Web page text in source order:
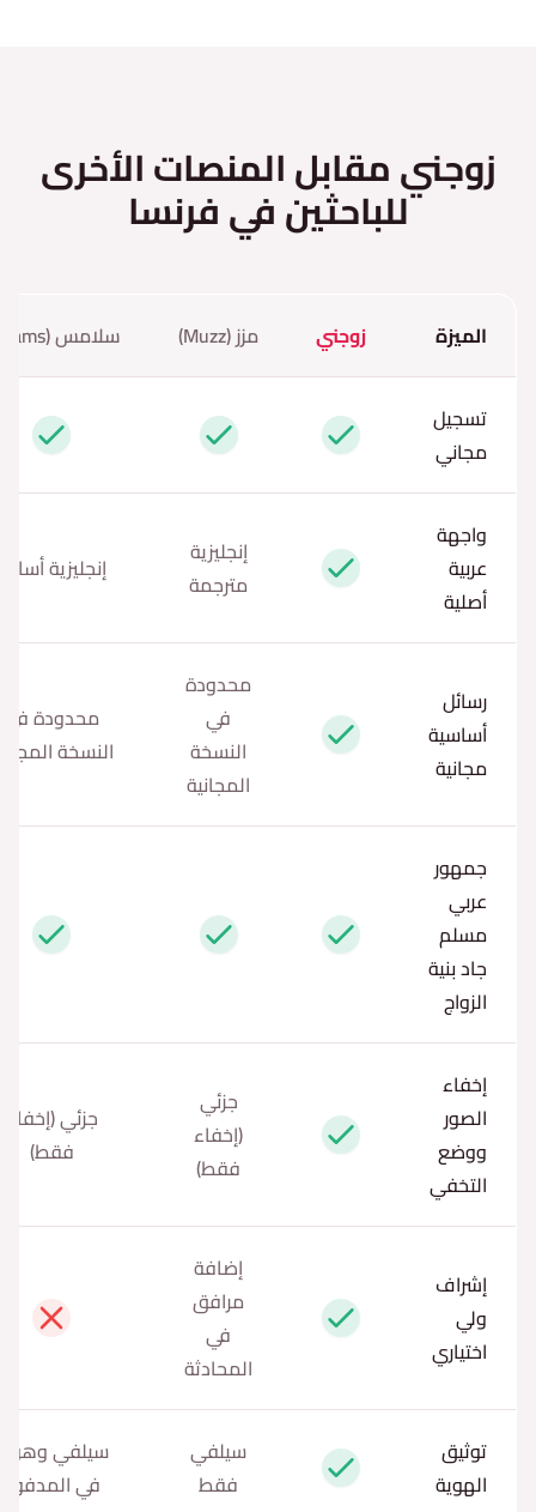
زوجني مقابل المنصات الأخرى
للباحثين في فرنسا
الميزة زوجني مزز (Muzz) سلامس (Salams)
تسجيل
مجاني
نعم نعم نعم
واجهة
عربية
أصلية
نعم
إنجليزية
مترجمة
إنجليزية
رسائل
أساسية
مجانية
نعم
محدودة
في
النسخة
المجانية
محدودة في
النسخة
جمهور
عربي
مسلم
جاد بنية
الزواج
نعم نعم نعم
إخفاء
الصور
ووضع
التخفي
نعم
جزئي
(إخفاء
فقط)
جزئي (إخفاء
فقط)
إشراف
ولي
اختياري
نعم
إضافة
مرافق
في
المحادثة
لا
توثيق
الهوية
نعم
سيلفي
فقط
سيلفي
في المدفوع